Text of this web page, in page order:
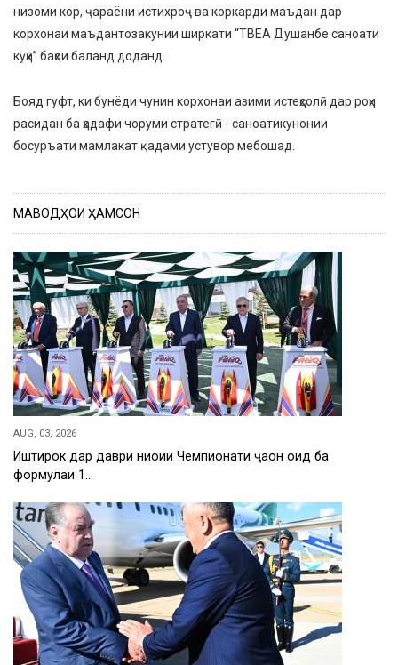
низоми кор, ҷараёни истихроҷ ва коркарди маъдан дар
корхонаи маъдантозакунии ширкати “ТВЕА Душанбе саноати
кӯҳӣ” баҳои баланд доданд.
Бояд гуфт, ки бунёди чунин корхонаи азими истеҳсолӣ дар роҳи
расидан ба ҳадафи чоруми стратегӣ - саноатикунонии
босуръати мамлакат қадами устувор мебошад.
МАВОДҲОИ ҲАМСОН
AUG, 03, 2026
Иштирок дар даври ниҳоии Чемпионати ҷаҳон оид ба
формулаи 1…